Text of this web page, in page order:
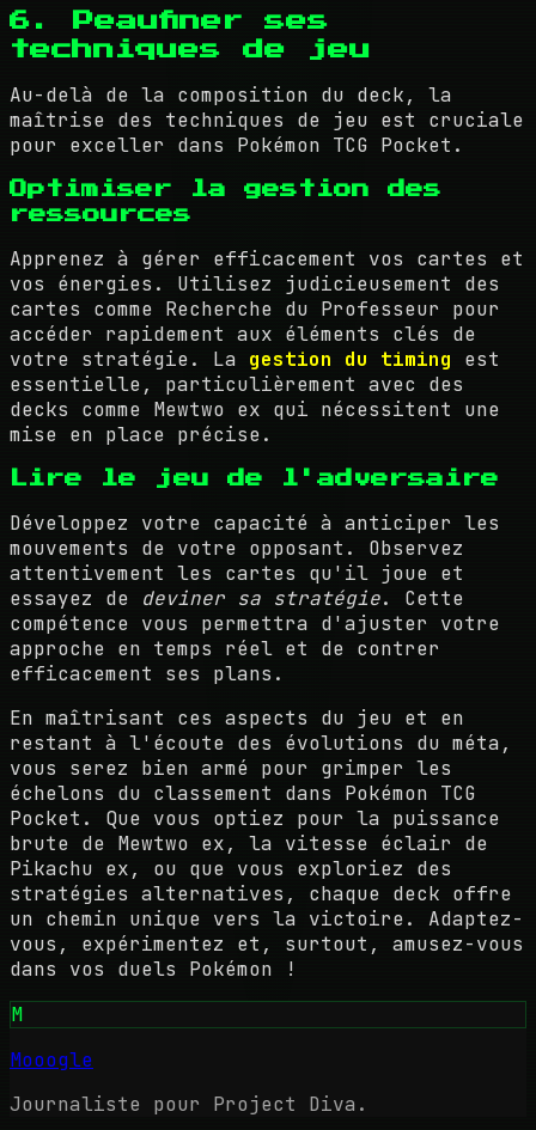
6. Peaufiner ses
techniques de jeu
Au-delà de la composition du deck, la
maîtrise des techniques de jeu est cruciale
pour exceller dans Pokémon TCG Pocket.
Optimiser la gestion des
ressources
Apprenez à gérer efficacement vos cartes et
vos énergies. Utilisez judicieusement des
cartes comme Recherche du Professeur pour
accéder rapidement aux éléments clés de
votre stratégie. La gestion du timing est
essentielle, particulièrement avec des
decks comme Mewtwo ex qui nécessitent une
mise en place précise.
Lire le jeu de l'adversaire
Développez votre capacité à anticiper les
mouvements de votre opposant. Observez
attentivement les cartes qu'il joue et
essayez de deviner sa stratégie. Cette
compétence vous permettra d'ajuster votre
approche en temps réel et de contrer
efficacement ses plans.
En maîtrisant ces aspects du jeu et en
restant à l'écoute des évolutions du méta,
vous serez bien armé pour grimper les
échelons du classement dans Pokémon TCG
Pocket. Que vous optiez pour la puissance
brute de Mewtwo ex, la vitesse éclair de
Pikachu ex, ou que vous exploriez des
stratégies alternatives, chaque deck offre
un chemin unique vers la victoire. Adaptez-
vous, expérimentez et, surtout, amusez-vous
dans vos duels Pokémon !
M
Mooogle
Journaliste pour Project Diva.